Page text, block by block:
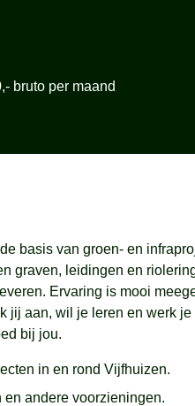
bruto per maand
basis van groen- en
graven, leidingen en
Ervaring is mooi
jij aan, wil je leren en werk
bij jou.
in en rond Vijfhuizen.
andere voorzieningen.